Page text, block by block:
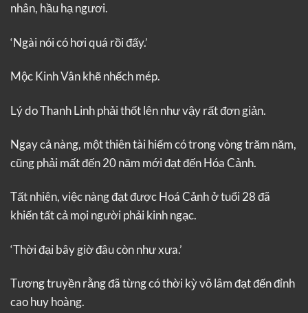
nhân, hầu hạ ngươi.
‘Ngài nói có hơi quá rồi đấy.’
Mộc Kinh Vân khẽ nhếch mép.
Lý do Thanh Linh phải thốt lên như vậy rất đơn giản.
Ngay cả nàng, một thiên tài hiếm có trong vòng trăm năm,
cũng phải mất đến 20 năm mới đạt đến Hóa Cảnh.
Tất nhiên, việc nàng đạt được Hoá Cảnh ở tuổi 28 đã
khiến tất cả mọi người phải kinh ngạc.
‘Thời đại bây giờ đâu còn như xưa.’
Tương truyền rằng đã từng có thời kỳ võ lâm đạt đến đỉnh
cao huy hoàng.